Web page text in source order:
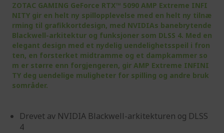
ZOTAC GAMING GeForce RTX™ 5090 AMP Extreme INFI
NITY gir en helt ny spillopplevelse med en helt ny tilnæ
rming til grafikkortdesign, med NVIDIAs banebrytende
Blackwell-arkitektur og funksjoner som DLSS 4. Med en
elegant design med et nydelig uendelighetsspeil i fron
ten, en forsterket midtramme og et dampkammer so
m er større enn forgjengeren, gir AMP Extreme INFINI
TY deg uendelige muligheter for spilling og andre bruk
sområder.
Drevet av NVIDIA Blackwell-arkitekturen og DLSS
4